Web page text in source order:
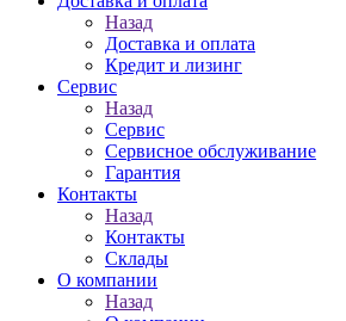
Назад
Доставка и оплата
Кредит и лизинг
Сервис
Назад
Сервис
Сервисное обслуживание
Гарантия
Контакты
Назад
Контакты
Склады
О компании
Назад